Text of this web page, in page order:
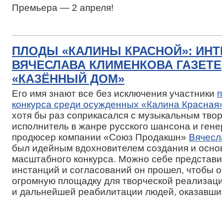
Премьера — 2 апреля!
ПЛОДЫ «КАЛИНЫ КРАСНОЙ»:
ВЯЧЕСЛАВА КЛИМЕНКОВА ГАЗЕТЕ
«КАЗЁННЫЙ ДОМ»
Его имя знают все без исключения участники
конкурса среди осужденных «Калина
хотя бы раз соприкасался с музыкальным
исполнитель в жанре русского шансона и
продюсер компании «Союз Продакшн»
был идейным вдохновителем создания и
масштабного конкурса. Можно себе
инстанций и согласований он прошел, чтобы
огромную площадку для творческой
и дальнейшей реабилитации людей,